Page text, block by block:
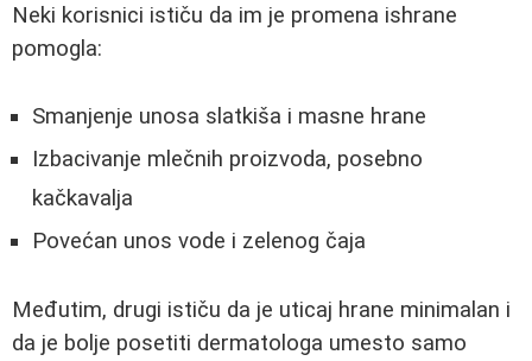
Neki korisnici ističu da im je promena ishrane
pomogla:
Smanjenje unosa slatkiša i masne hrane
Izbacivanje mlečnih proizvoda, posebno
kačkavalja
Povećan unos vode i zelenog čaja
Međutim, drugi ističu da je uticaj hrane minimalan i
da je bolje posetiti dermatologa umesto samo